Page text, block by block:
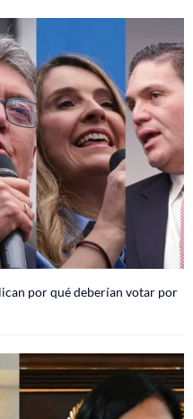
por qué deberían votar por